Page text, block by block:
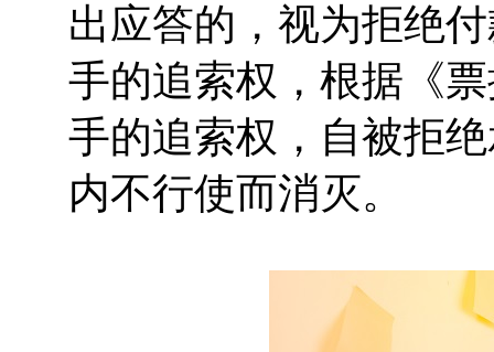
出应答的，视为拒绝
手的追索权，根据《
手的追索权，自被拒
内不行使而消灭。